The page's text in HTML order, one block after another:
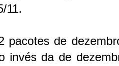
11.
pacotes de
invés da de